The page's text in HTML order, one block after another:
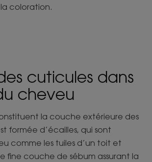
coloration.
cuticules dans
cheveu
la couche extérieure des
formée d’écailles, qui sont
comme les tuiles d’un toit et
fine couche de sébum assurant la